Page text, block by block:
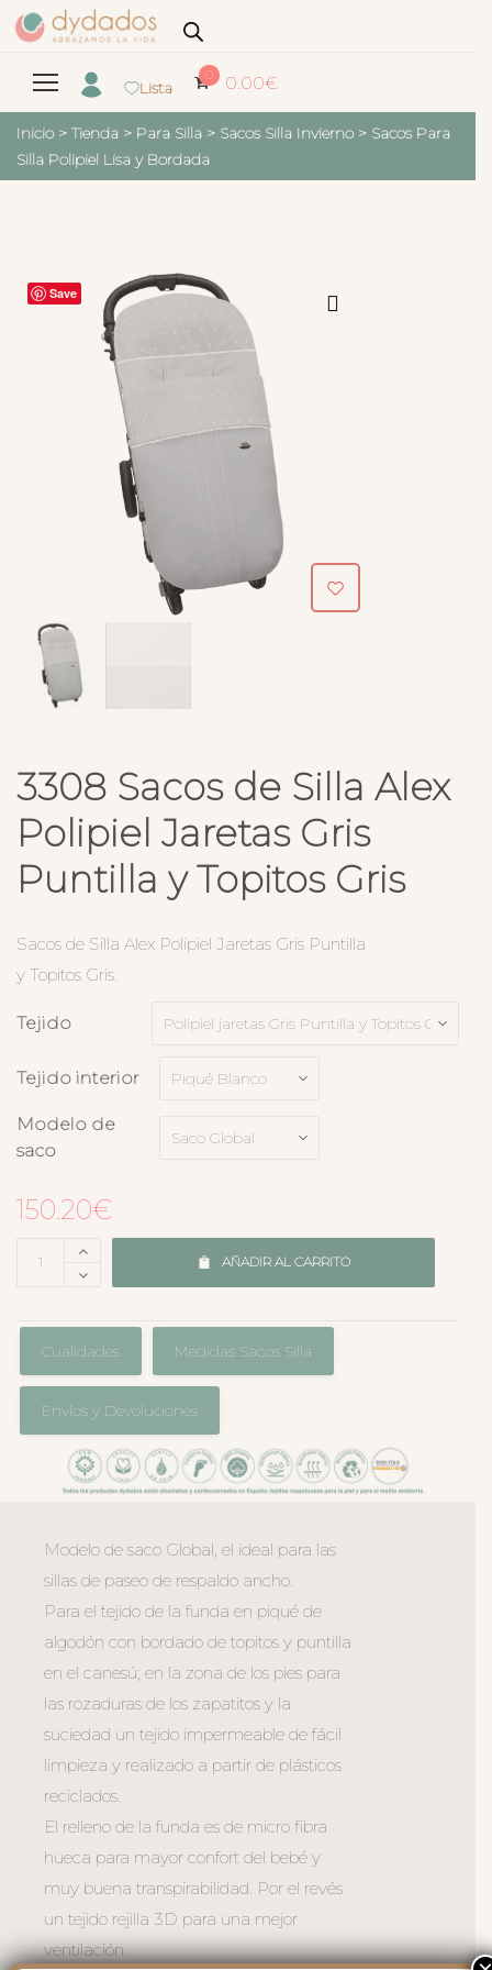
Lista
0 0.00€
Inicio > Tienda > Para Silla > Sacos Silla Invierno > Sacos Para
Silla Polipiel Lisa y Bordada
Save
3308 Sacos de Silla Alex
Polipiel Jaretas Gris
Puntilla y Topitos Gris
Sacos de Silla Alex Polipiel Jaretas Gris Puntilla
y Topitos Gris.
Tejido
Tejido interior
Modelo de
saco
150.20€
AÑADIR AL CARRITO
Cualidades Medidas Sacos Silla
Envíos y Devoluciones
Modelo de saco Global, el ideal para las
sillas de paseo de respaldo ancho.
Para el tejido de la funda en piqué de
algodón con bordado de topitos y puntilla
en el canesú; en la zona de los pies para
las rozaduras de los zapatitos y la
suciedad un tejido impermeable de fácil
limpieza y realizado a partir de plásticos
reciclados.
El relleno de la funda es de micro fibra
hueca para mayor confort del bebé y
muy buena transpirabilidad. Por el revés
un tejido rejilla 3D para una mejor
ventilación.